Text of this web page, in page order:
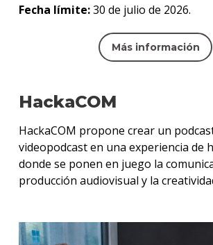
Fecha límite:30 de julio de 2026.
Más información
HackaCOM
HackaCOM propone crear un
videopodcast en una experiencia de
donde se ponen en juego la
producción audiovisual y la